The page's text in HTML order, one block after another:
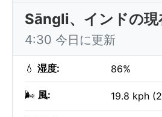
Sāngli、インドの現
4:30 今日に更新
💧 湿度: 86%
🌬️ 風: 19.8 kph